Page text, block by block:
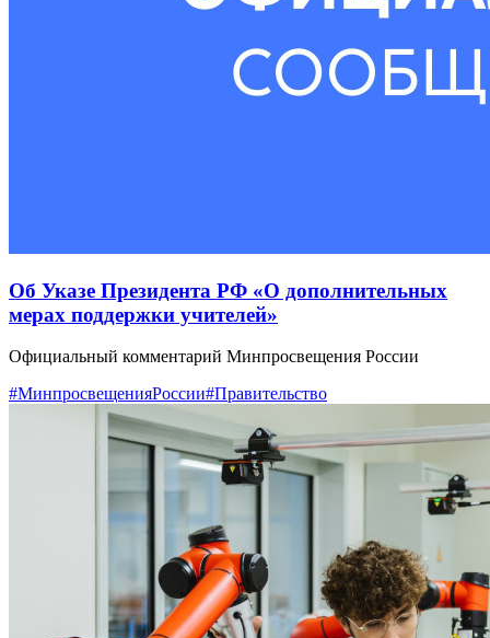
Об Указе Президента РФ «О дополнительных
мерах поддержки учителей»
Официальный комментарий Минпросвещения России
#МинпросвещенияРоссии#Правительство